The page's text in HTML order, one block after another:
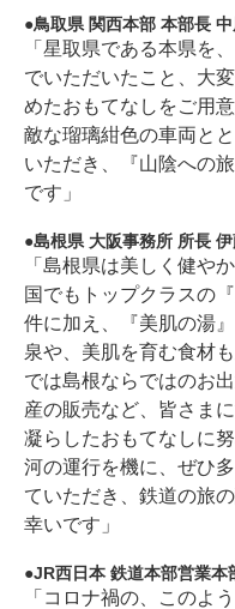
鳥取県 関西本部 本部長
「星取県である本県を
でいただいたこと、大
めたおもてなしをご用
敵な瑠璃紺色の車両と
いただき、『山陰への
です」
島根県 大阪事務所 所長
「島根県は美しく健や
国でもトップクラスの
件に加え、『美肌の湯
泉や、美肌を育む食材
では島根ならではのお
産の販売など、皆さま
凝らしたおもてなしに
河の運行を機に、ぜひ
ていただき、鉄道の旅
幸いです」
JR西日本 鉄道本部営業本
「コロナ禍の、このよ